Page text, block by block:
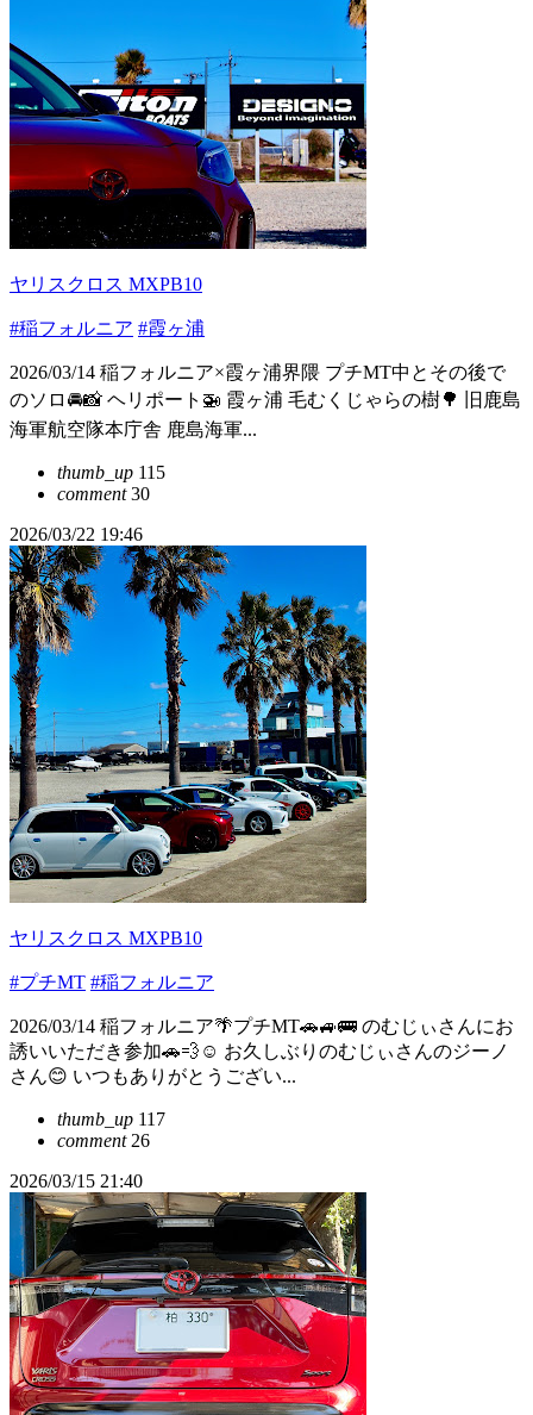
ヤリスクロス MXPB10
#稲フォルニア #霞ヶ浦
2026/03/14 稲フォルニア×霞ヶ浦界隈 プチMT中とその後で
のソロ🚘📸 ヘリポート🚁 霞ヶ浦 毛むくじゃらの樹🌳 旧鹿島
海軍航空隊本庁舎 鹿島海軍...
thumb_up 115
comment30
2026/03/22 19:46
ヤリスクロス MXPB10
#プチMT #稲フォルニア
2026/03/14 稲フォルニア🌴プチMT🚗🚙🚌 のむじぃさんにお
誘いいただき参加🚗💨☺️ お久しぶりのむじぃさんのジーノ
さん😊 いつもありがとうござい...
thumb_up 117
comment26
2026/03/15 21:40